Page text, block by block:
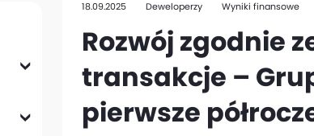
18.09.2025 Deweloperzy Wyniki finansowe
Rozwój zgodnie
transakcje –
pierwsze